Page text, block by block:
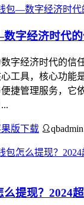
字经济时代
数字经济时代的信
工具，核心功能
捷管理服务，它
版下载 qbadmin
么提现？2024